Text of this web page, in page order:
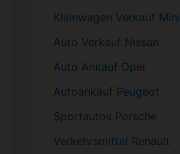
Kleinwagen Verkauf Mini
Auto Verkauf Nissan
Auto Ankauf Opel
Autoankauf Peugeot
Sportautos Porsche
Verkehrsmittel Renault